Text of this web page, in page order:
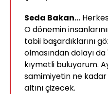
Seda Bakan...
O dönemin
tabii başardıklarını
olmasından dolayı
kıymetli buluyorum.
samimiyetin ne
altını çizecek.